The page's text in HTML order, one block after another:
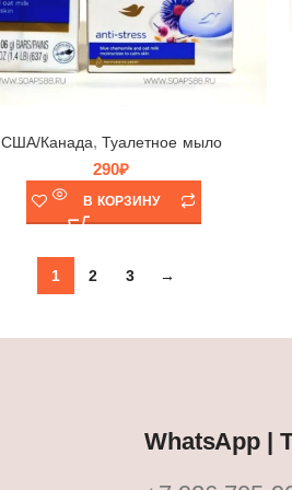
США/Канада, Туалетное мыло
290₽
В КОРЗИНУ
1 2 3 →
WhatsApp |